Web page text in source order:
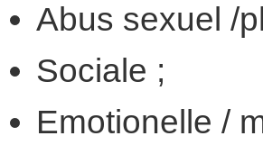
Abus sexuel /
Sociale ;
Emotionelle /